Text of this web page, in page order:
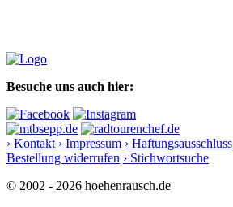
Besuche uns auch hier:
› Kontakt › Impressum › Haftungsausschluss
Bestellung widerrufen › Stichwortsuche
© 2002 - 2026 hoehenrausch.de